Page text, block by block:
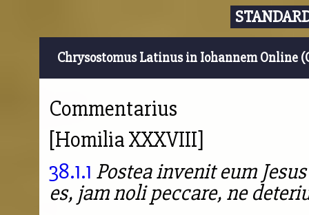
Chrysostomus Latinus in Iohannem Online
Commentarius
[Homilia XXXVIII]
38.1.1 Postea invenit eum
es, jam noli peccare, ne